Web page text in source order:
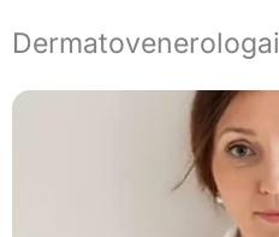
Dermatovenerologai